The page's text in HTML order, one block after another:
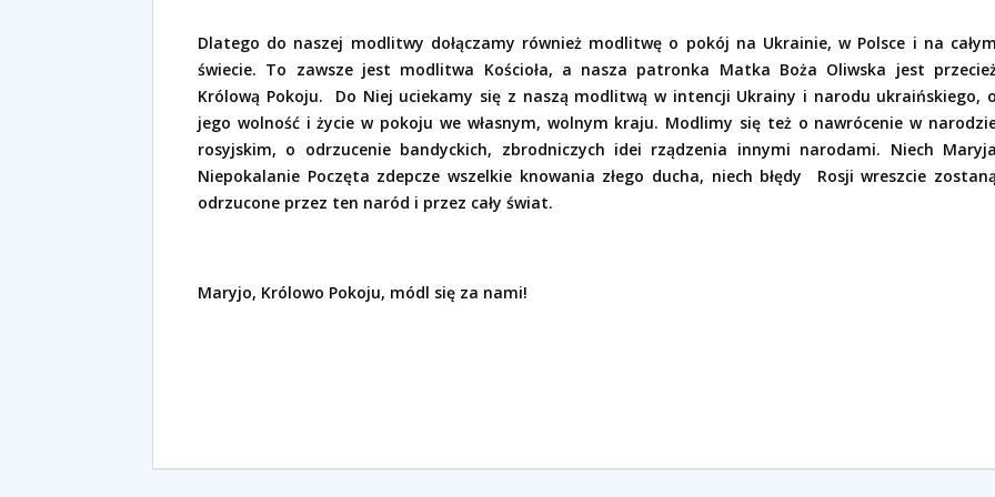
Dlatego do naszej modlitwy dołączamy również modlitwę o pokój na Ukrainie, w Polsce i na całym
świecie. To zawsze jest modlitwa Kościoła, a nasza patronka Matka Boża Oliwska jest
Królową Pokoju.
Do Niej uciekamy się z naszą modlitwą w intencji Ukrainy i narodu ukraińskiego, o
jego wolność i życie w pokoju we własnym, wolnym kraju. Modlimy się też o nawrócenie w
rosyjskim, o odrzucenie bandyckich, zbrodniczych idei rządzenia innymi narodami. Niech Maryja
Niepokalanie Poczęta zdepcze wszelkie knowania złego ducha, niech błędy
Rosji wreszcie zostaną
odrzucone przez ten naród i przez cały świat.
Maryjo, Królowo Pokoju, módl się za nami!